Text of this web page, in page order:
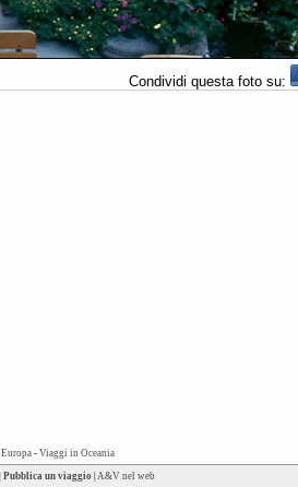
Condividi questa foto su:
- Viaggi in Oceania
Pubblica un viaggio A&V nel web